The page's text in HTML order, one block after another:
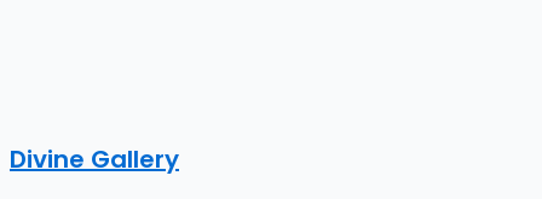
Divine Gallery